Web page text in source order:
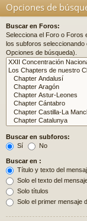
Opciones de
Buscar en Foros:
Selecciona el Foro o Foros
los subforos seleccionando
Opciones de búsqueda).
Buscar en subforos:
Sí
No
Buscar en :
Título y texto del
Solo el texto del
Solo títulos
Solo el primer mensaje